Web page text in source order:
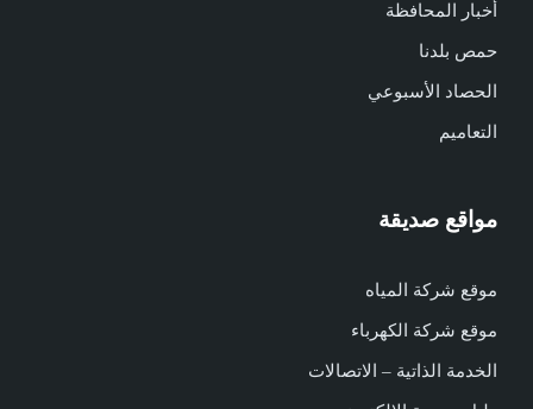
أخبار المحافظة
حمص بلدنا
الحصاد الأسبوعي
التعاميم
مواقع صديقة
موقع شركة المياه
موقع شركة الكهرباء
الخدمة الذاتية – الاتصالات